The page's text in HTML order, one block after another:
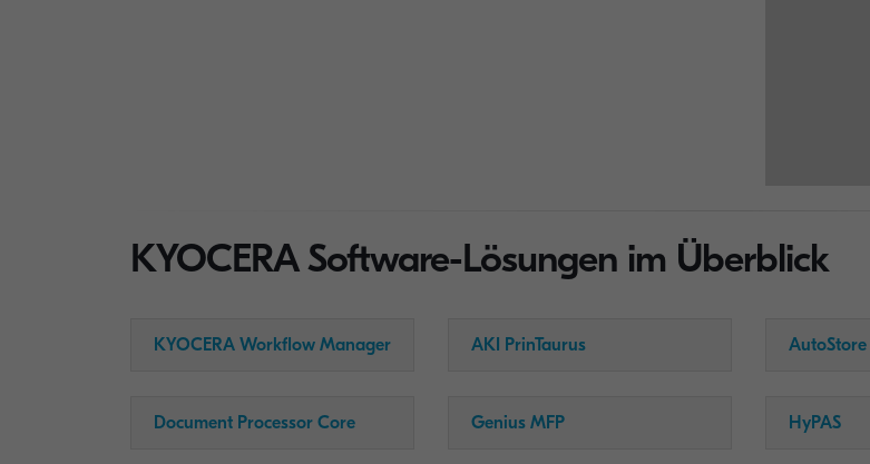
KYOCERA Software-Lösungen im Überblick
KYOCERA Workflow Manager AKI PrinTaurus AutoStore
Document Processor Core Genius MFP HyPAS